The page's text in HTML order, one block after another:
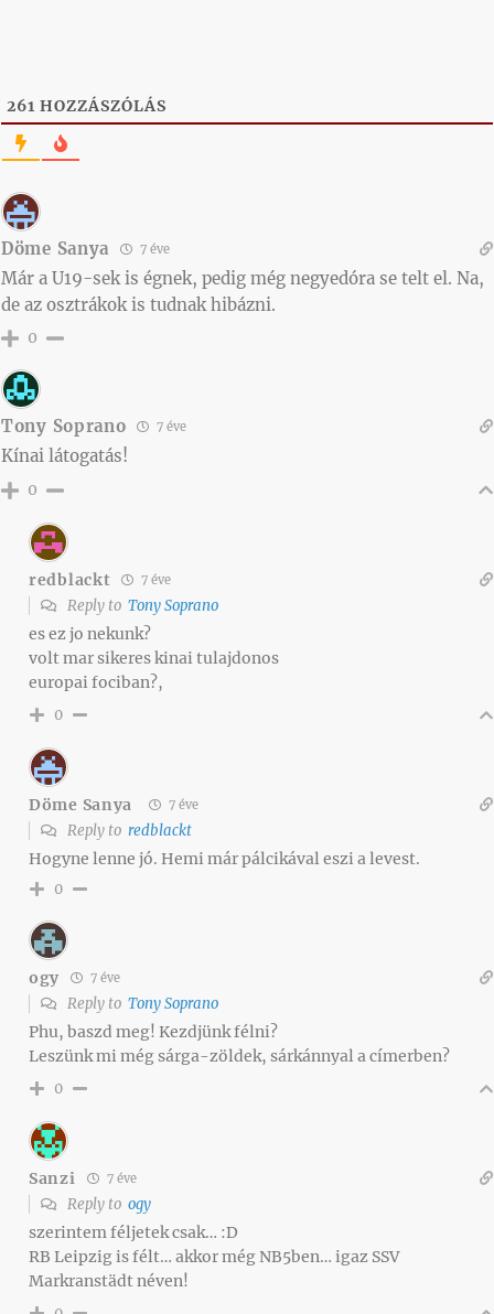
261 HOZZÁSZÓLÁS
Döme Sanya 7 éve
Már a U19-sek is égnek, pedig még negyedóra se telt el. Na,
de az osztrákok is tudnak hibázni.
0
Tony Soprano 7 éve
Kínai látogatás!
0
redblackt 7 éve
Reply to Tony Soprano
es ez jo nekunk?
volt mar sikeres kinai tulajdonos
europai fociban?,
0
Döme Sanya 7 éve
Reply to redblackt
Hogyne lenne jó. Hemi már pálcikával eszi a levest.
0
ogy 7 éve
Reply to Tony Soprano
Phu, baszd meg! Kezdjünk félni?
Leszünk mi még sárga-zöldek, sárkánnyal a címerben?
0
Sanzi 7 éve
Reply to ogy
szerintem féljetek csak… :D
RB Leipzig is félt… akkor még NB5ben… igaz SSV
Markranstädt néven!